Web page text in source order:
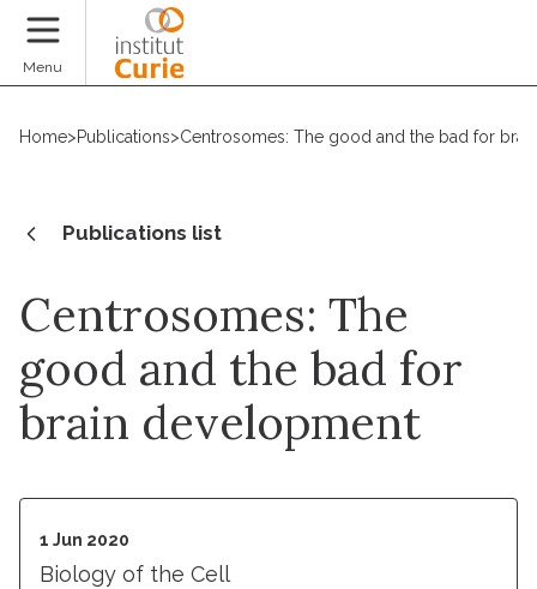
Menu
Home>Publications>Centrosomes: The good and the bad for
Publications list
Centrosomes: The
good and the bad for
brain development
1 Jun 2020
Biology of the Cell